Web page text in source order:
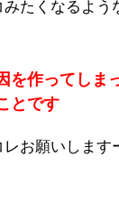
みたくなるよう
を作ってしま
とです
お願いします